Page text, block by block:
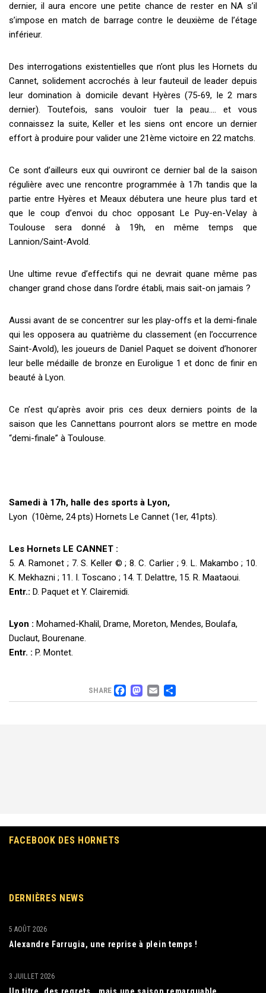
dernier, il aura encore une petite chance de rester en NA s’il
s’impose en match de barrage contre le deuxième de l’étage
inférieur.
Des interrogations existentielles que n’ont plus les Hornets du
Cannet, solidement accrochés à leur fauteuil de leader depuis
leur domination à domicile devant Hyères (75-69, le 2 mars
dernier). Toutefois, sans vouloir tuer la peau…. et vous
connaissez la suite, Keller et les siens ont encore un dernier
effort à produire pour valider une 21ème victoire en 22 matchs.
Ce sont d’ailleurs eux qui ouvriront ce dernier bal de la saison
régulière avec une rencontre programmée à 17h tandis que la
partie entre Hyères et Meaux débutera une heure plus tard et
que le coup d’envoi du choc opposant Le Puy-en-Velay à
Toulouse sera donné à 19h, en même temps que
Lannion/Saint-Avold.
Une ultime revue d’effectifs qui ne devrait quane même pas
changer grand chose dans l’ordre établi, mais sait-on jamais ?
Aussi avant de se concentrer sur les play-offs et la demi-finale
qui les opposera au quatrième du classement (en l’occurrence
Saint-Avold), les joueurs de Daniel Paquet se doivent d’honorer
leur belle médaille de bronze en Euroligue 1 et donc de finir en
beauté à Lyon.
Ce n’est qu’après avoir pris ces deux derniers points de la
saison que les Cannettans pourront alors se mettre en mode
“demi-finale” à Toulouse.
Samedi à 17h, halle des sports à Lyon,
Lyon (10ème, 24 pts) Hornets Le Cannet (1er, 41pts).
Les Hornets LE CANNET :
5. A. Ramonet ; 7. S. Keller © ; 8. C. Carlier ; 9. L. Makambo ; 10.
K. Mekhazni ; 11. I. Toscano ; 14. T. Delattre, 15. R. Maataoui.
Entr.: D. Paquet et Y. Clairemidi.
Lyon : Mohamed-Khalil, Drame, Moreton, Mendes, Boulafa,
Duclaut, Bourenane.
Entr. : P. Montet.
SHARE FACEBOOK
MASTODON
EMAIL
PARTAGER
FACEBOOK DES HORNETS
DERNIÈRES NEWS
Alexandre Farrugia, une reprise à plein temps !
5 AOÛT 2026
3 JUILLET 2026